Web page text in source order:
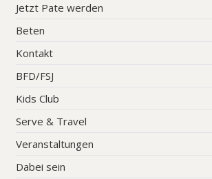
Jetzt Pate werden
Beten
Kontakt
BFD/FSJ
Kids Club
Serve & Travel
Veranstaltungen
Dabei sein